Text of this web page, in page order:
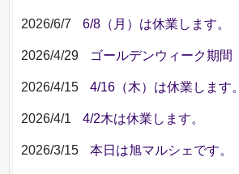
2026/6/7 6/8（月）は休業します。
2026/4/29 ゴールデンウィーク期間
2026/4/15 4/16（木）は休業します。
2026/4/1 4/2木は休業します。
2026/3/15 本日は旭マルシェです。